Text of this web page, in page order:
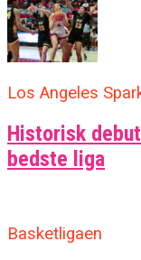
Los Angeles
Historisk
bedste liga
Basketligaen